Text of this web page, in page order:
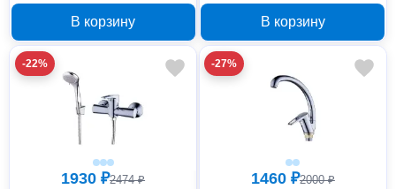
серия 440 D35
В корзину В корзину
-22%
1930 ₽2474 ₽
-27%
1460 ₽2000 ₽